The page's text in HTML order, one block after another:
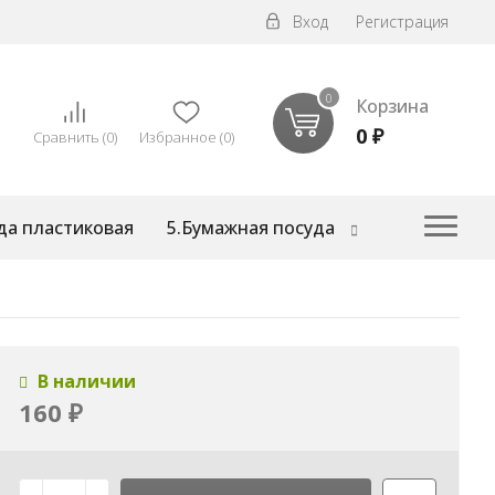
Вход Регистрация
Сравнить (0) Избранное (0)
0 Корзина
0 ₽
пластиковая 5.Бумажная посуда
В наличии
160 ₽